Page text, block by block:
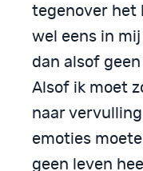
tegenover het
wel eens in
dan alsof
Alsof ik moet
naar
emoties
geen leven